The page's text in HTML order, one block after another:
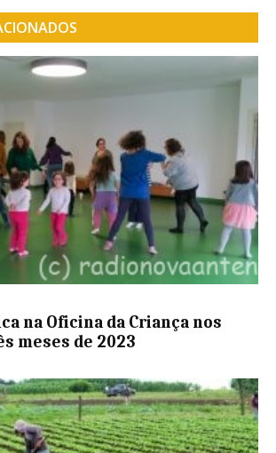
na Oficina da Criança nos
meses de 2023